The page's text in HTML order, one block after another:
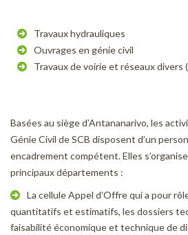
Travaux hydrauliques
Ouvrages en génie civil
Travaux de voirie et réseaux divers
Basées au siège d’Antananarivo, les
Génie Civil de SCB disposent d’un
encadrement compétent. Elles
principaux départements :
La cellule Appel d’Offre qui a pour
quantitatifs et estimatifs, les dossiers
faisabilité économique et technique de